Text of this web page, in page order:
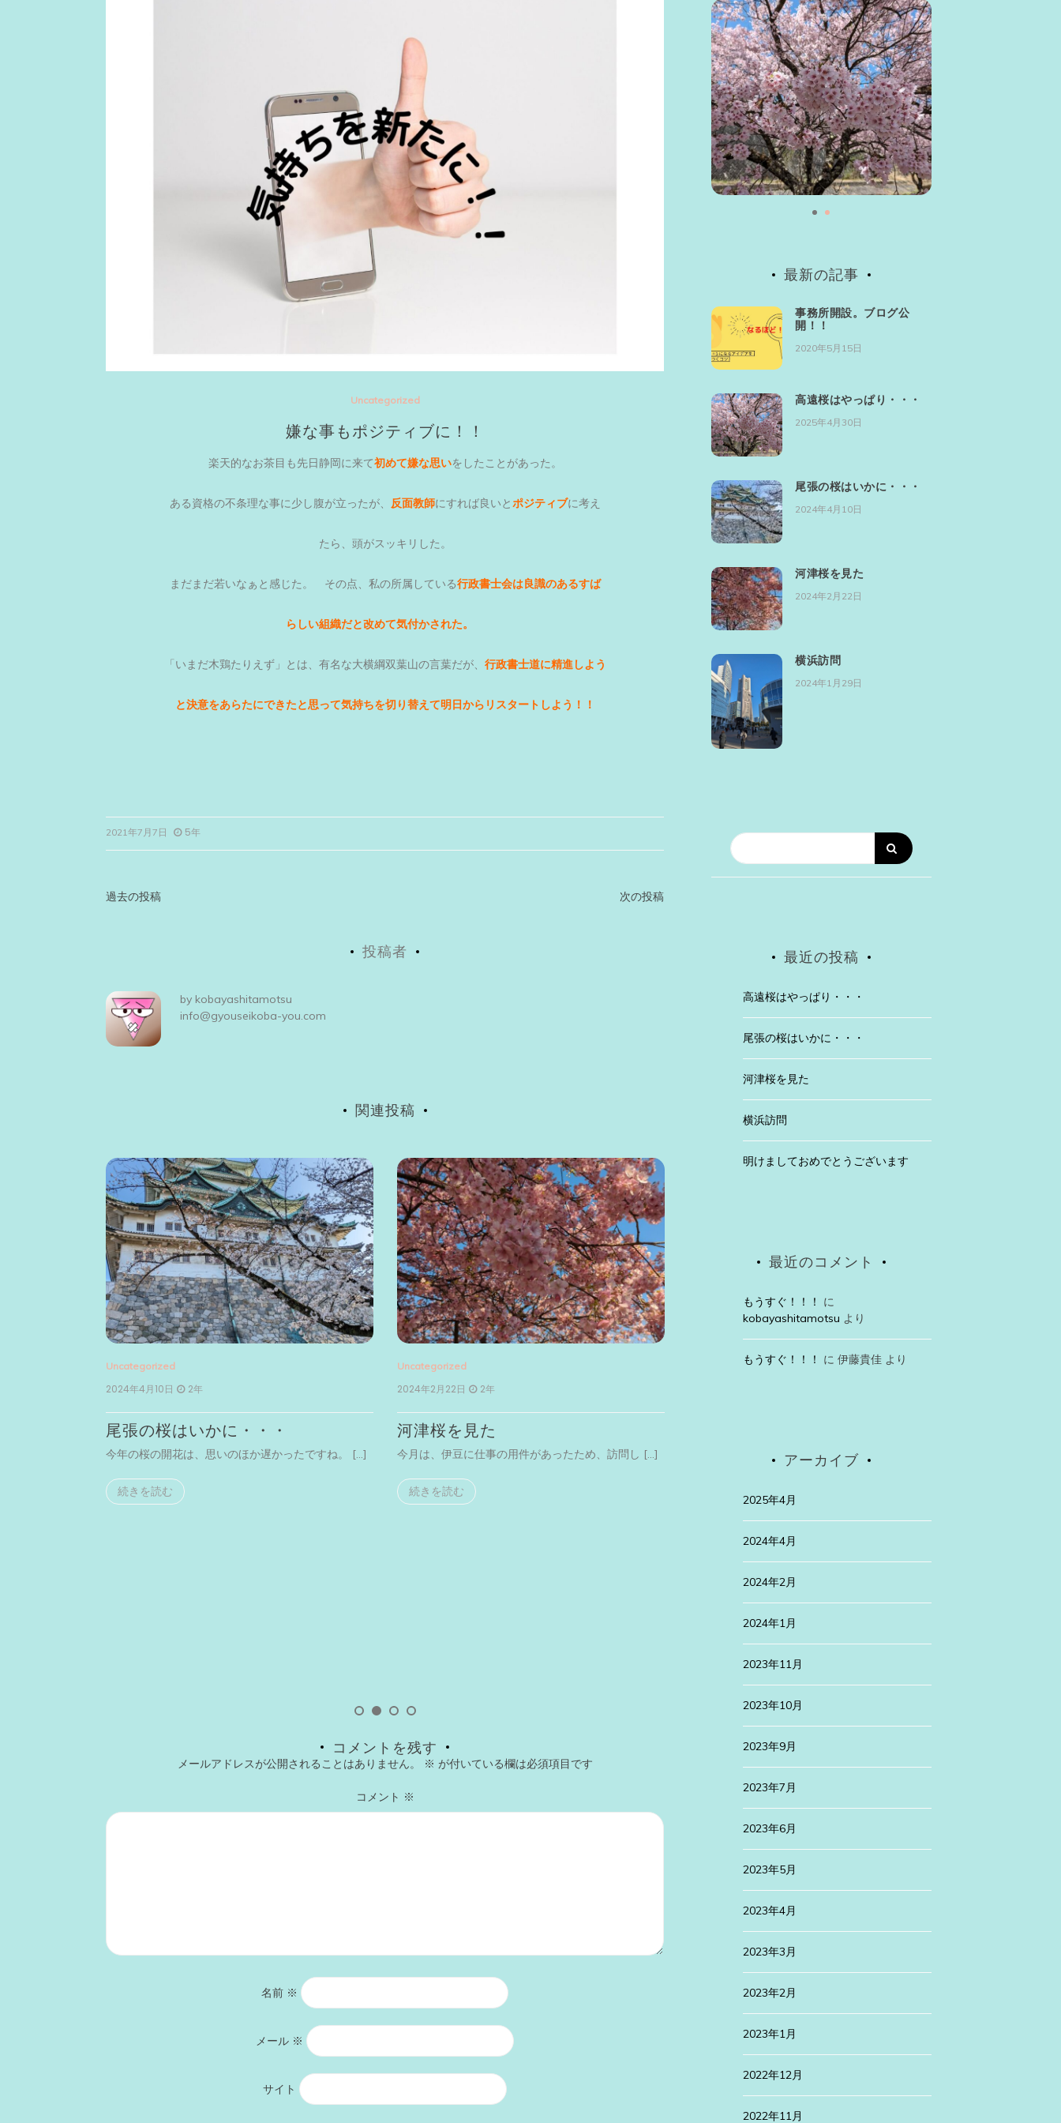
Uncategorized
嫌な事もポジティブに！！
楽天的なお茶目も先日静岡に来て初めて嫌な思いをしたことがあった。
ある資格の不条理な事に少し腹が立ったが、 反面教師にすれば良いとポジティブに考え
たら、頭がスッキリした。
まだまだ若いなぁと感じた。 その点、私の所属している行政書士会は良識のあるすば
らしい組織だと改めて気付かされた。
「いまだ木鶏たりえず」とは、有名な大横綱双葉山の言葉だが、 行政書士道に精進しよう
と決意をあらたにできたと思って気持ちを切り替えて明日からリスタートしよう！！
2021年7月7日 5年
投
ビ
ゲ
ー
過去の投稿 次の投稿
投稿者
by kobayashitamotsu
info@gyouseikoba-you.com
関連投稿
Uncategorized
2024年4月10日 2年
尾張の桜はいかに・・・
今年の桜の開花は、思いのほか遅かったですね。 […]
続きを読む
Uncategorized
2024年2月22日 2年
河津桜を見た
今月は、伊豆に仕事の用件があったため、訪問し […]
続きを読む
Uncategorized
2024年1月29日 3年
横浜訪問
今月は、新旧が融合した美しい町、横浜を仕事の […]
続きを読む
コメントを残す
メールアドレスが公開されることはありません。 ※ が付いている欄は必須項目です
コメント ※
名前 ※
メール ※
サイト
最新の記事
事務所開設。ブログ公
開！！
2020年5月15日
高遠桜はやっぱり・・・
2025年4月30日
尾張の桜はいかに・・・
2024年4月10日
河津桜を見た
2024年2月22日
横浜訪問
2024年1月29日
最近の投稿
高遠桜はやっぱり・・・
尾張の桜はいかに・・・
河津桜を見た
横浜訪問
明けましておめでとうございます
最近のコメント
もうすぐ！！！
に
kobayashitamotsu より
もうすぐ！！！ に伊藤貴佳 より
アーカイブ
2025年4月
2024年4月
2024年2月
2024年1月
2023年11月
2023年10月
2023年9月
2023年7月
2023年6月
2023年5月
2023年4月
2023年3月
2023年2月
2023年1月
2022年12月
2022年11月